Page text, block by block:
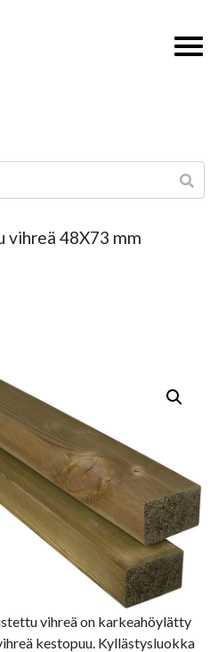
48X73 mm
vihreä on karkeahöylätty
kestopuu. Kyllästysluokka